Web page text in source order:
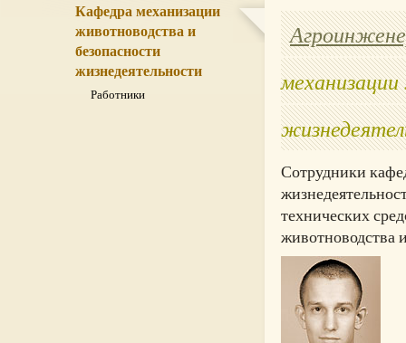
Кафедра механизации
животноводства и
безопасности
жизнедеятельности
Работники
Сотрудники
технических
животноводства